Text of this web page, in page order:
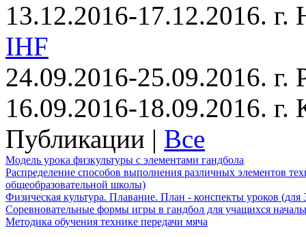
13.12.2016-17.12.2016.
IHF
24.09.2016-25.09.2016. г.
16.09.2016-18.09.2016.
Публикации | Все
Модель урока физкультуры с элементами гандбола
Распределение способов выполнения различных элементов
общеобразовательной школы)
Физическая культура. Плавание. План - конспекты уроков (для
Соревновательные формы игры в гандбол для учащихся
Методика обучения технике передачи мяча